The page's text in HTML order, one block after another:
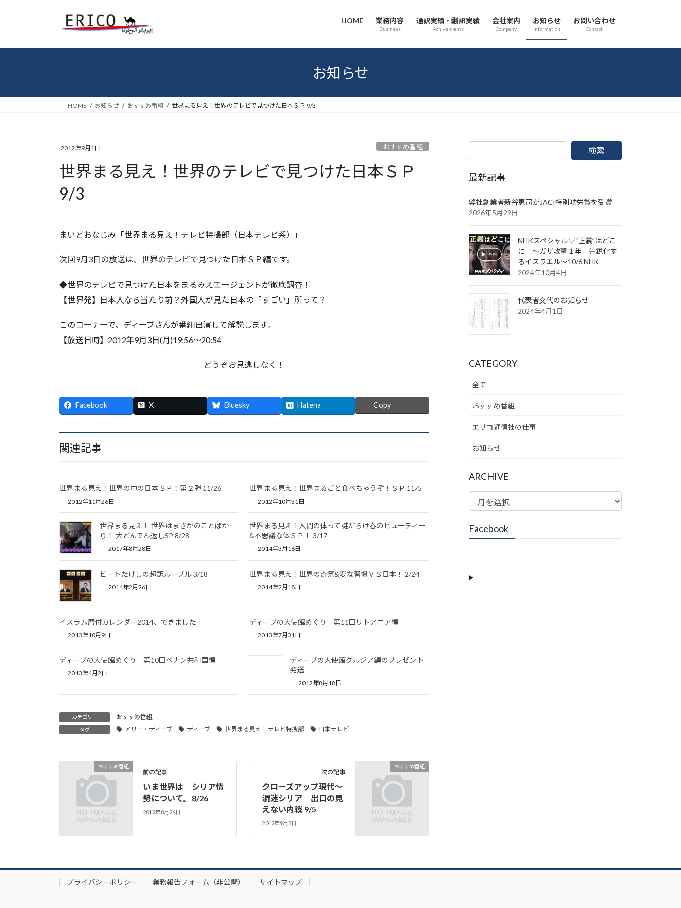
HOME 業務内容
Business
通訳実績・翻訳実績
Achivements
会社案内
Company
お知らせ
Information
お問い合わせ
Contact
お知らせ
HOME お知らせ おすすめ番組 世界まる見え！世界のテレビで見つけた日本ＳＰ 9/3
2012年9月1日 おすすめ番組
世界まる見え！世界のテレビで見つけた日本ＳＰ
9/3
まいどおなじみ「世界まる見え！テレビ特撮部（日本テレビ系）」
次回9月3日の放送は、世界のテレビで見つけた日本ＳＰ編です。
◆世界のテレビで見つけた日本をまるみえエージェントが徹底調査！
【世界発】日本人なら当たり前？外国人が見た日本の「すごい」所って？
このコーナーで、ディーブさんが番組出演して解説します。
【放送日時】2012年9月3日(月)19:56～20:54
どうぞお見逃しなく！
Facebook X Bluesky Hatena Copy
関連記事
世界まる見え！世界の中の日本ＳＰ！第２弾 11/26
2012年11月26日
世界まる見え！世界まるごと食べちゃうぞ！ＳＰ 11/5
2012年10月31日
世界まる見え！ 世界はまさかのことばか
り！ 大どんでん返しSP 8/28
2017年8月28日
世界まる見え！人間の体って謎だらけ春のビューティー
&不思議な体ＳＰ！ 3/17
2014年3月16日
ビートたけしの超訳ルーブル 3/18
2014年2月26日
世界まる見え！世界の奇祭&変な習慣ＶＳ日本！ 2/24
2014年2月18日
イスラム暦付カレンダー2014、できました
2013年10月9日
ディーブの大使館めぐり 第11回リトアニア編
2013年7月31日
ディーブの大使館めぐり 第10回ベナン共和国編
2013年4月2日
ディーブの大使館グルジア編のプレゼント
発送
2012年8月18日
カテゴリー おすすめ番組
タグ アリー・ディーブ ディーブ 世界まる見え！テレビ特捜部 日本テレビ
おすすめ番組
前の記事
いま世界は『シリア情
勢について』8/26
2012年8月26日
おすすめ番組
次の記事
クローズアップ現代～
混迷シリア 出口の見
えない内戦 9/5
2012年9月3日
最新記事
弊社創業者新谷恵司がJACI特別功労賞を受賞
2026年5月29日
NHKスペシャル▽“正義”はどこ
に ～ガザ攻撃１年 先鋭化す
るイスラエル～10/6 NHK
2024年10月4日
代表者交代のお知らせ
2024年4月1日
CATEGORY
全て
おすすめ番組
エリコ通信社の仕事
お知らせ
ARCHIVE
ARCHIVE
Facebook
プライバシーポリシー 業務報告フォーム（非公開） サイトマップ